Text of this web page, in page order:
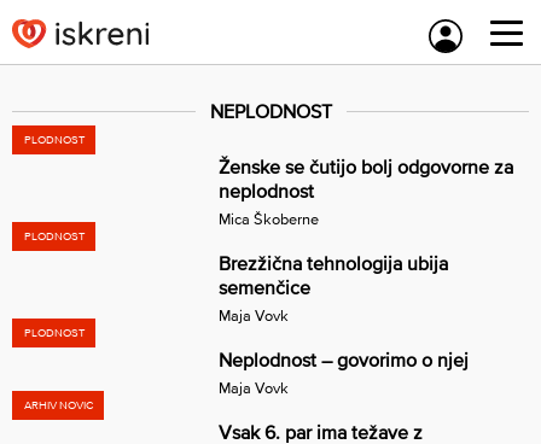
to
content
NEPLODNOST
PLODNOST
Ženske se čutijo bolj odgovorne za
neplodnost
Mica Škoberne
PLODNOST
Brezžična tehnologija ubija
semenčice
Maja Vovk
PLODNOST
Neplodnost – govorimo o njej
Maja Vovk
ARHIV NOVIC
Vsak 6. par ima težave z